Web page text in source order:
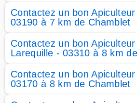
Contactez un bon
03190 à 7 km de Chamblet
Contactez un bon
Larequille - 03310 à 8 km
Contactez un bon
03170 à 8 km de Chamblet